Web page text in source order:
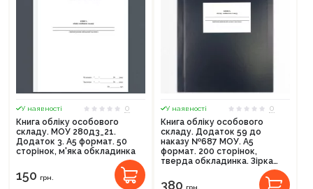
У наявності
0
Книга обліку особового
складу. МОУ 280д3_21.
Додаток 3. А5 формат. 50
сторінок, м'яка обкладинка
150 грн.
У наявності
0
Книга обліку особового
складу. Додаток 59 до
наказу №687 МОУ. А5
формат. 200 сторінок,
тверда обкладинка. Зірка
380 грн.